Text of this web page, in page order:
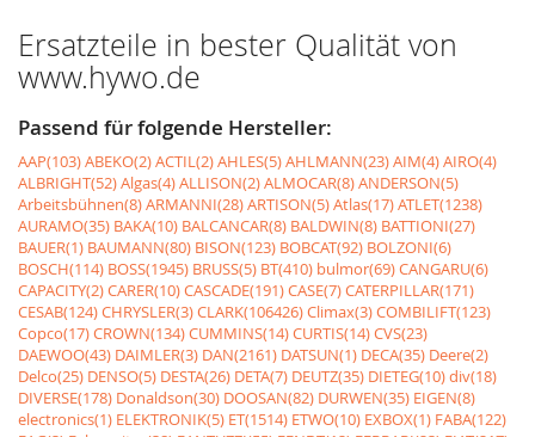
Ersatzteile in bester Qualität von
www.hywo.de
Passend für folgende Hersteller:
AAP(103)ABEKO(2)ACTIL(2)AHLES(5)AHLMANN(23)AIM(4)AIRO(4)
ALBRIGHT(52)Algas(4)ALLISON(2)ALMOCAR(8)ANDERSON(5)
Arbeitsbühnen(8)ARMANNI(28)ARTISON(5)Atlas(17)ATLET(1238)
AURAMO(35) BAKA(10) BALCANCAR(8) BALDWIN(8) BATTIONI(27)
BAUER(1) BAUMANN(80) BISON(123) BOBCAT(92) BOLZONI(6)
BOSCH(114) BOSS(1945) BRUSS(5) BT(410) bulmor(69)CANGARU(6)
CAPACITY(2)CARER(10)CASCADE(191)CASE(7)CATERPILLAR(171)
CESAB(124)CHRYSLER(3)CLARK(106426)Climax(3)COMBILIFT(123)
Copco(17)CROWN(134)CUMMINS(14)CURTIS(14)CVS(23)
DAEWOO(43) DAIMLER(3) DAN(2161) DATSUN(1) DECA(35) Deere(2)
Delco(25) DENSO(5) DESTA(26) DETA(7) DEUTZ(35) DIETEG(10)div(18)
DIVERSE(178) Donaldson(30) DOOSAN(82) DURWEN(35) EIGEN(8)
electronics(1) ELEKTRONIK(5) ET(1514) ETWO(10) EXBOX(1) FABA(122)